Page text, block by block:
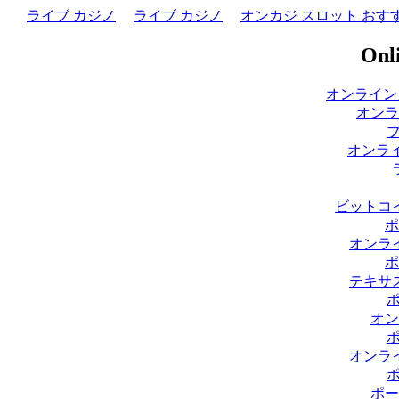
ライブ カジノ ライブ カジノ オンカジ スロット おす
オンライ
オン
オンラ
ビットコ
オンラ
テキサ
オ
オンラ
ポ